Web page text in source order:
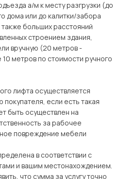
а/м к месту разгрузки (до
дома или до калитки/забора
больших расстояний
строением здания,
вручную (20 метров -
метров по стоимости ручного
лифта осуществляется
если есть такая
быть осуществлен на
за рабочее
повреждение мебели
в соответствии с
и вашим местонахождением.
что сумма за услугу точно